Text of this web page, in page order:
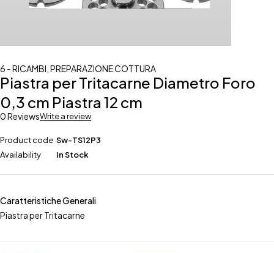
6 - RICAMBI PREPARAZIONE COTTURA
Piastra per Tritacarne Diametro Foro
0,3 cm Piastra 12 cm
0 ReviewsWrite a review
Product code Sw-TS12P3
Availability
In Stock
Caratteristiche Generali
Piastra per Tritacarne